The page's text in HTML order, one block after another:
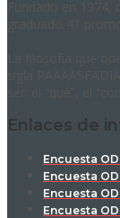
Enlaces de
Encuesta
Encuesta
Encuesta
Encuesta